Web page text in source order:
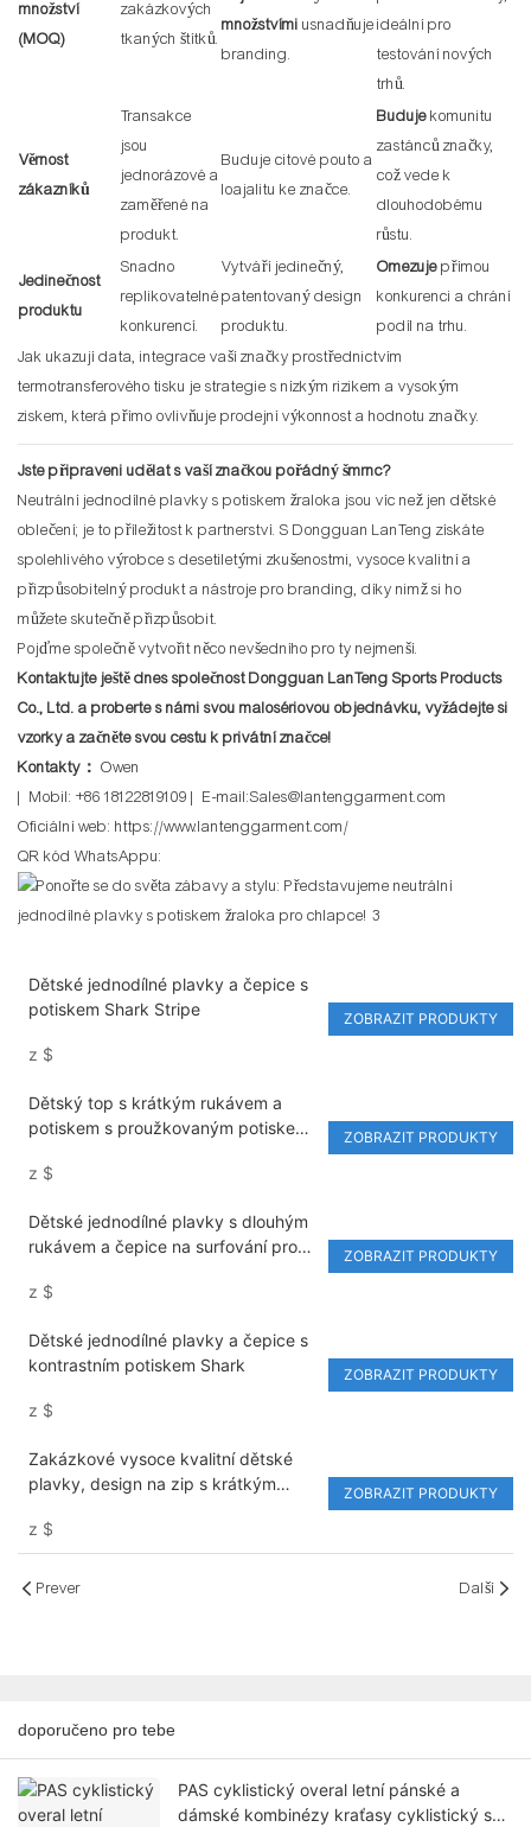
množství
(MOQ)
zakázkových
tkaných štítků.
množstvími usnadňuje
branding.
ideální pro
testování nových
trhů.
Věrnost
zákazníků
Transakce
jsou
jednorázové a
zaměřené na
produkt.
Buduje citové pouto a
loajalitu ke značce.
Budujekomunitu
zastánců značky,
což vede k
dlouhodobému
růstu.
Jedinečnost
produktu
Snadno
replikovatelné
konkurencí.
Vytváří jedinečný,
patentovaný design
produktu.
Omezujepřímou
konkurenci a chrání
podíl na trhu.
Jak ukazují data, integrace vaší značky prostřednictvím
termotransferového tisku je strategie s nízkým rizikem a vysokým
ziskem, která přímo ovlivňuje prodejní výkonnost a hodnotu značky.
Jste připraveni udělat s vaší značkou pořádný šmrnc?
Neutrální jednodílné plavky s potiskem žraloka jsou víc než jen dětské
oblečení; je to příležitost k partnerství. S Dongguan LanTeng získáte
spolehlivého výrobce s desetiletými zkušenostmi, vysoce kvalitní a
přizpůsobitelný produkt a nástroje pro branding, díky nimž si ho
můžete skutečně přizpůsobit.
Pojďme společně vytvořit něco nevšedního pro ty nejmenší.
Kontaktujte ještě dnes společnost Dongguan LanTeng Sports Products
Co., Ltd. a proberte s námi svou malosériovou objednávku, vyžádejte si
vzorky a začněte svou cestu k privátní značce!
Kontakty： Owen
| Mobil: +86 18122819109 | E-mail:Sales@lantenggarment.com
Oficiální web: https://www.lantenggarment.com/
QR kód WhatsAppu:
Dětské jednodílné plavky a čepice s
potiskem Shark Stripe
z $
ZOBRAZIT PRODUKTY
Dětský top s krátkým rukávem a
potiskem s proužkovaným potiskem
z $
ZOBRAZIT PRODUKTY
Dětské jednodílné plavky s dlouhým
rukávem a čepice na surfování pro
z $
ZOBRAZIT PRODUKTY
Dětské jednodílné plavky a čepice s
kontrastním potiskem Shark
z $
ZOBRAZIT PRODUKTY
Zakázkové vysoce kvalitní dětské
plavky, design na zip s krátkým
tkanina dětské plavky dětské
plážové oblečení
z $
ZOBRAZIT PRODUKTY
Prever Další
doporučeno pro tebe
PAS cyklistický overal letní pánské a
dámské kombinézy kraťasy cyklistický set